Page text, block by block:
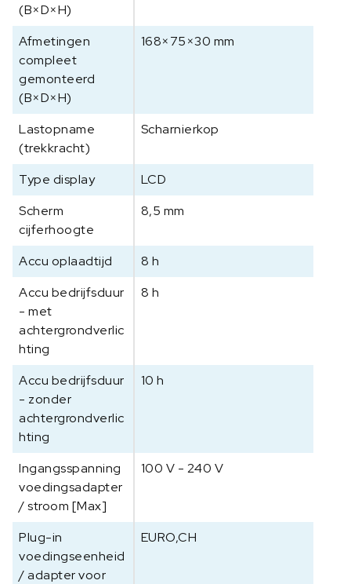
(B×D×H)
Afmetingen
compleet
gemonteerd
(B×D×H)
168×75×30 mm
Lastopname
(trekkracht)
Scharnierkop
Type display
LCD
Scherm
cijferhoogte
8,5 mm
Accu oplaadtijd
8 h
Accu bedrijfsduur
- met
achtergrondverlic
hting
8 h
Accu bedrijfsduur
- zonder
achtergrondverlic
hting
10 h
Ingangsspanning
voedingsadapter
/ stroom [Max]
100 V - 240 V
Plug-in
voedingseenheid
/ adapter voor
EURO,CH